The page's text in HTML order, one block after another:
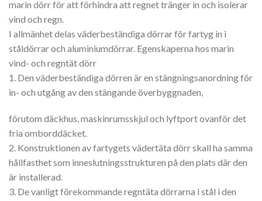
marin dörr för att förhindra att regnet tränger in och isolerar
vind och regn.
I allmänhet delas väderbeständiga dörrar för fartyg in i
ståldörrar och aluminiumdörrar. Egenskaperna hos marin
vind- och regntät dörr
1. Den väderbeständiga dörren är en stängningsanordning för
in- och utgång av den stängande överbyggnaden,
förutom däckhus, maskinrumsskjul och lyftport ovanför det
fria omborddäcket.
2. Konstruktionen av fartygets vädertäta dörr skall ha samma
hållfasthet som inneslutningsstrukturen på den plats där den
är installerad.
3. De vanligt förekommande regntäta dörrarna i stål i den